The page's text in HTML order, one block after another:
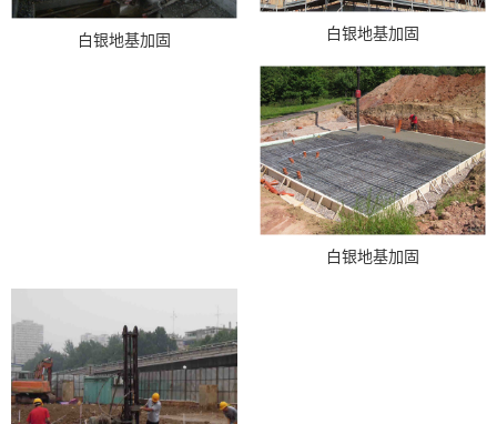
白银地基加固 白银地基加固
白银地基加固